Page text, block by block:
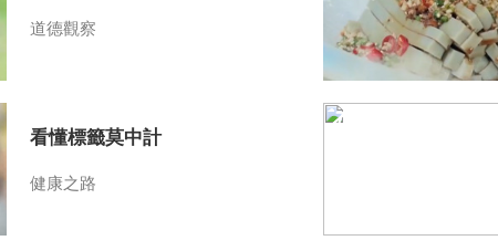
道德觀察
看懂標籤莫中計
健康之路
7